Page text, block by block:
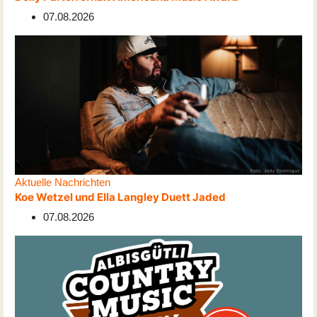
07.08.2026
Aktuelle Nachrichten
Koe Wetzel und Ella Langley Duett Jaded
07.08.2026